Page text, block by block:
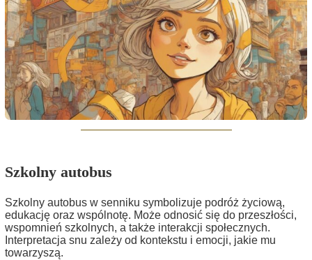
Szkolny autobus
Szkolny autobus w senniku symbolizuje podróż życiową,
edukację oraz wspólnotę. Może odnosić się do przeszłości,
wspomnień szkolnych, a także interakcji społecznych.
Interpretacja snu zależy od kontekstu i emocji, jakie mu
towarzyszą.